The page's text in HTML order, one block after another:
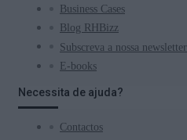
Business Cases
Blog RHBizz
Subscreva a nossa newsletter
E-books
Necessita de ajuda?
Contactos